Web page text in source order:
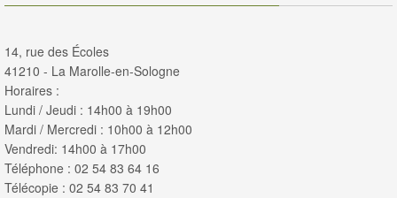
14, rue des Écoles
41210 - La Marolle-en-Sologne
Horaires :
Lundi / Jeudi : 14h00 à 19h00
Mardi / Mercredi : 10h00 à 12h00
Vendredi: 14h00 à 17h00
Téléphone : 02 54 83 64 16
Télécopie : 02 54 83 70 41